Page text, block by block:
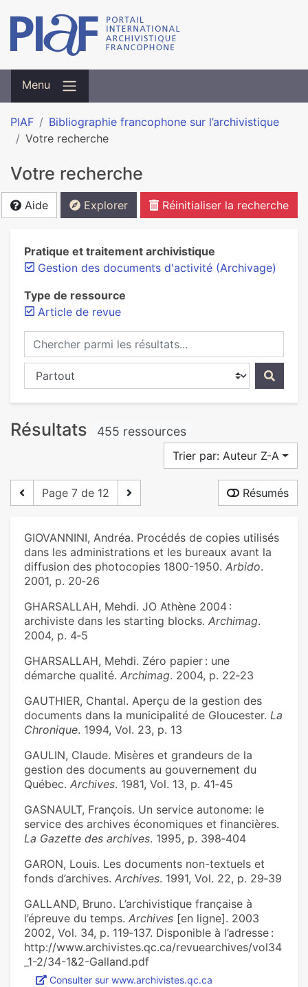
Menu
PIAF
Bibliographie francophone sur l’archivistique
Votre recherche
Votre recherche
Aide Explorer Réinitialiser la recherche
Pratique et traitement archivistique
Gestion des documents d'activité (Archivage)
Type de ressource
Article de revue
Chercher parmi les résultats...
Chercher dans...
Résultats 455 ressources
Trier par: Auteur Z-A
Page 7 de 12 Résumés
GIOVANNINI, Andréa. Procédés de copies utilisés
dans les administrations et les bureaux avant la
diffusion des photocopies 1800-1950. Arbido.
2001, p. 20‑26
GHARSALLAH, Mehdi. JO Athène 2004 :
archiviste dans les starting blocks. Archimag.
2004, p. 4‑5
GHARSALLAH, Mehdi. Zéro papier : une
démarche qualité. Archimag. 2004, p. 22‑23
GAUTHIER, Chantal. Aperçu de la gestion des
documents dans la municipalité de Gloucester. La
Chronique. 1994, Vol. 23, p. 13
GAULIN, Claude. Misères et grandeurs de la
gestion des documents au gouvernement du
Québec. Archives. 1981, Vol. 13, p. 41‑45
GASNAULT, François. Un service autonome: le
service des archives économiques et financières.
La Gazette des archives. 1995, p. 398‑404
GARON, Louis. Les documents non-textuels et
fonds d’archives. Archives. 1991, Vol. 22, p. 29‑39
GALLAND, Bruno. L’archivistique française à
l’épreuve du temps. Archives [en ligne]. 2003
2002, Vol. 34, p. 119‑137. Disponible à l’adresse :
http://www.archivistes.qc.ca/revuearchives/vol34
_1-2/34-1&2-Galland.pdf
Consulter sur www.archivistes.qc.ca